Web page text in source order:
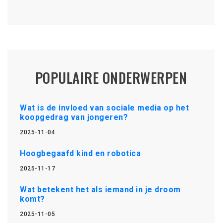
POPULAIRE ONDERWERPEN
Wat is de invloed van sociale media op het
koopgedrag van jongeren?
2025-11-04
Hoogbegaafd kind en robotica
2025-11-17
Wat betekent het als iemand in je droom
komt?
2025-11-05